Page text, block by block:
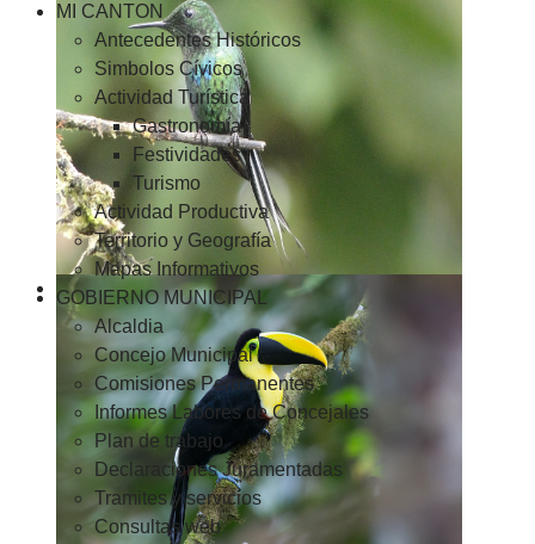
MI CANTON
Antecedentes Históricos
Simbolos Cívicos
Actividad Turística
Gastronomía
Festividades
Turismo
Actividad Productiva
Territorio y Geografía
Mapas Informativos
GOBIERNO MUNICIPAL
Alcaldia
Concejo Municipal
Comisiones Permanentes
Informes Labores de Concejales
Plan de trabajo
Declaraciones Juramentadas
Tramites y servicios
Consultas web